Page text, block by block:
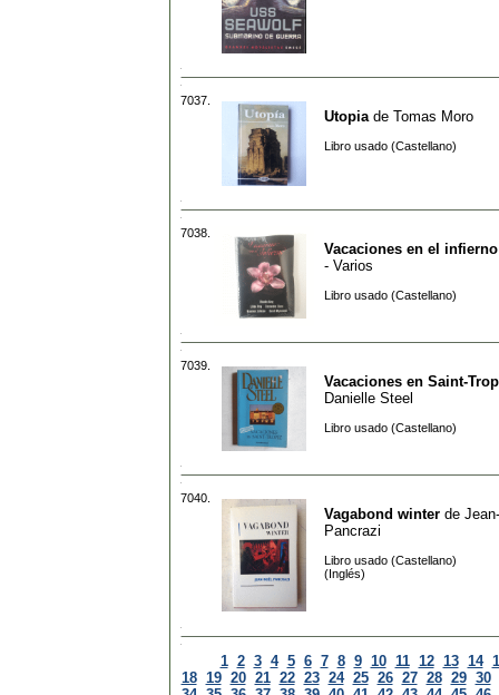
7037.
Utopia de Tomas Moro
Libro usado (Castellano)
7038.
Vacaciones en el infierno
- Varios
Libro usado (Castellano)
7039.
Vacaciones en Saint-
Danielle Steel
Libro usado (Castellano)
7040.
Vagabond winter de
Pancrazi
Libro usado (Castellano)
(Inglés)
1 2 3 4 5 6 7 8 9 10 11 12 13 14
18 19 20 21 22 23 24 25 26 27 28 29 30